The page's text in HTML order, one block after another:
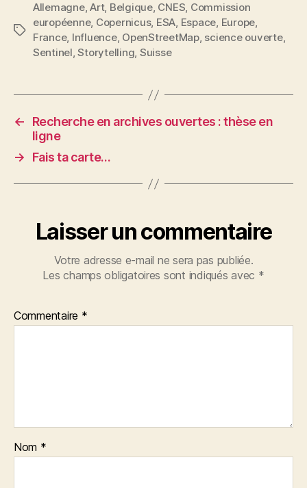
Étiquettes
Allemagne,Art, Belgique, CNES, Commission
européenne, Copernicus, ESA, Espace, Europe,
France, Influence, OpenStreetMap, science ouverte,
Sentinel,Storytelling, Suisse
←
Recherche en archives ouvertes : thèse en
ligne
→
Fais ta carte…
Laisser un commentaire
Votre adresse e-mail ne sera pas publiée.
Les champs obligatoires sont indiqués avec *
Commentaire *
Nom *